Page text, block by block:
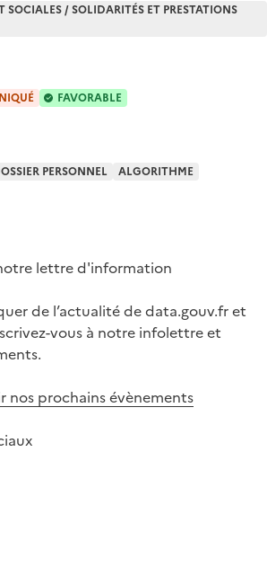
SOCIALES / SOLIDARITÉS ET PRESTATIONS
FAVORABLE
PERSONNEL
ALGORITHME
lettre d'information
de l’actualité de data.gouv.fr et
vous à notre infolettre et
nos prochains évènements